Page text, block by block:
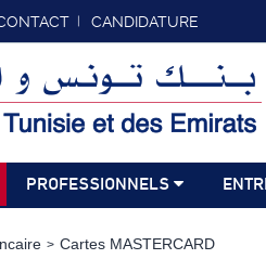
CANDIDATURE
PROFESSIONNELS
Cartes MASTERCARD